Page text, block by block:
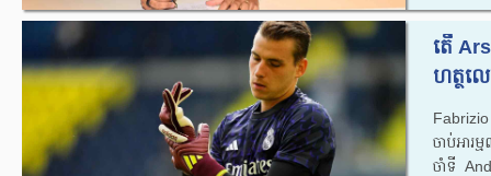
តើ
ហត្ថល
ចាប់អារ
ចាំទី